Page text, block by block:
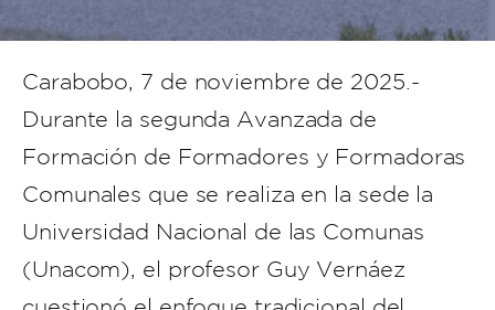
Carabobo, 7 de noviembre de 2025.-
Durante la segunda Avanzada de
Formación de Formadores y Formadoras
Comunales que se realiza en la sede la
Universidad Nacional de las Comunas
(Unacom), el profesor Guy Vernáez